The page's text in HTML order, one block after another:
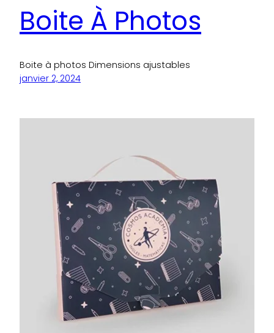
Boite À Photos
Boite à photos Dimensions ajustables
janvier 2, 2024